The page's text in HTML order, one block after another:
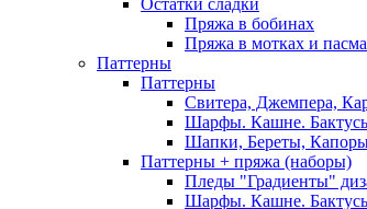
Остатки сладки
Пряжа в бобинах
Пряжа в мотках и
Паттерны
Паттерны
Свитера, Джемпера,
Шарфы. Кашне.
Шапки, Береты,
Паттерны + пряжа (наборы)
Пледы "Градиенты"
Шарфы. Кашне.